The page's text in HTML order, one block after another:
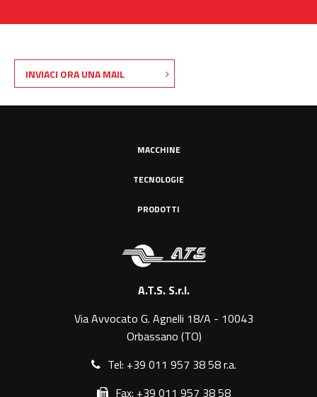
INVIACI ORA UNA MAIL
MACCHINE
TECNOLOGIE
PRODOTTI
A.T.S. S.r.l.
Via Avvocato G. Agnelli 18/A - 10043
Orbassano (TO)
Tel: +39 011 957 38 58 r.a.
Fax: +39 011 957 38 58